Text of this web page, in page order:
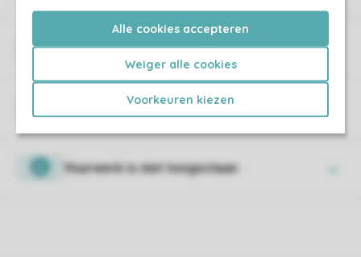
Alle cookies accepteren
Weiger alle cookies
Voorkeuren kiezen
Wifi
Huisdieren
Vuurwerk is niet toegestaan